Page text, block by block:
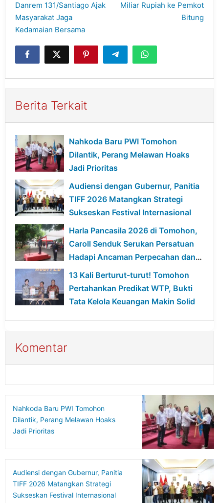
Danrem 131/Santiago Ajak
Masyarakat Jaga
Kedamaian Bersama
Miliar Rupiah ke Pemkot
Bitung
Berita Terkait
Nahkoda Baru PWI Tomohon
Dilantik, Perang Melawan Hoaks
Jadi Prioritas
Audiensi dengan Gubernur, Panitia
TIFF 2026 Matangkan Strategi
Sukseskan Festival Internasional
Harla Pancasila 2026 di Tomohon,
Caroll Senduk Serukan Persatuan
Hadapi Ancaman Perpecahan dan
Disrupsi Global
13 Kali Berturut-turut! Tomohon
Pertahankan Predikat WTP, Bukti
Tata Kelola Keuangan Makin Solid
Komentar
Nahkoda Baru PWI Tomohon
Dilantik, Perang Melawan Hoaks
Jadi Prioritas
Audiensi dengan Gubernur, Panitia
TIFF 2026 Matangkan Strategi
Sukseskan Festival Internasional